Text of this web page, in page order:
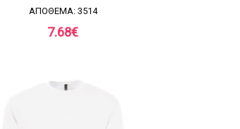
ΑΠΟΘΕΜΑ: 3514
7.68€